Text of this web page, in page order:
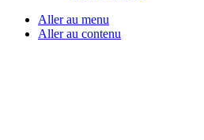
Aller au menu
Aller au contenu